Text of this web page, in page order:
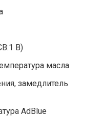
B)
масла
замедлитель
AdBlue